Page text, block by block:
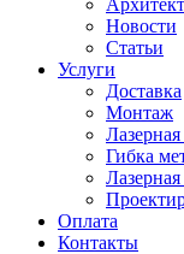
Новости
Статьи
Услуги
Доставка
Монтаж
Лазерная
Гибка
Лазерная
Оплата
Контакты